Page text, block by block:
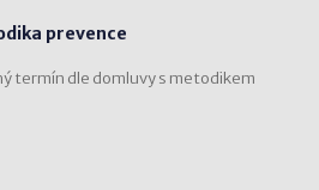
prevence
termín dle domluvy s metodikem